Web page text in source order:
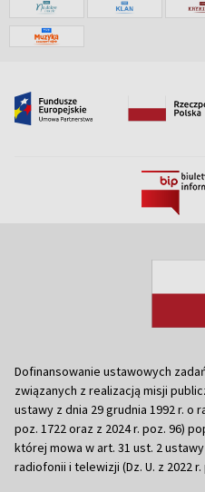
Dofinansowanie ustawowych
związanych z realizacją misji
ustawy z dnia 29 grudnia 1992 r. o
poz. 1722 oraz z 2024 r. poz. 96)
której mowa w art. 31 ust. 2
radiofonii i telewizji (Dz. U. z 2022